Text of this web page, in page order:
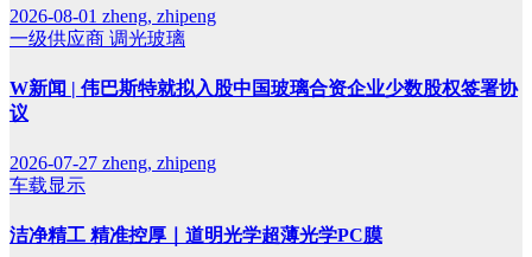
2026-08-01 zheng, zhipeng
一级供应商 调光玻璃
W新闻 | 伟巴斯特就拟入股中国玻璃合资企业少数股权签署协
议
2026-07-27 zheng, zhipeng
车载显示
洁净精工 精准控厚｜道明光学超薄光学PC膜